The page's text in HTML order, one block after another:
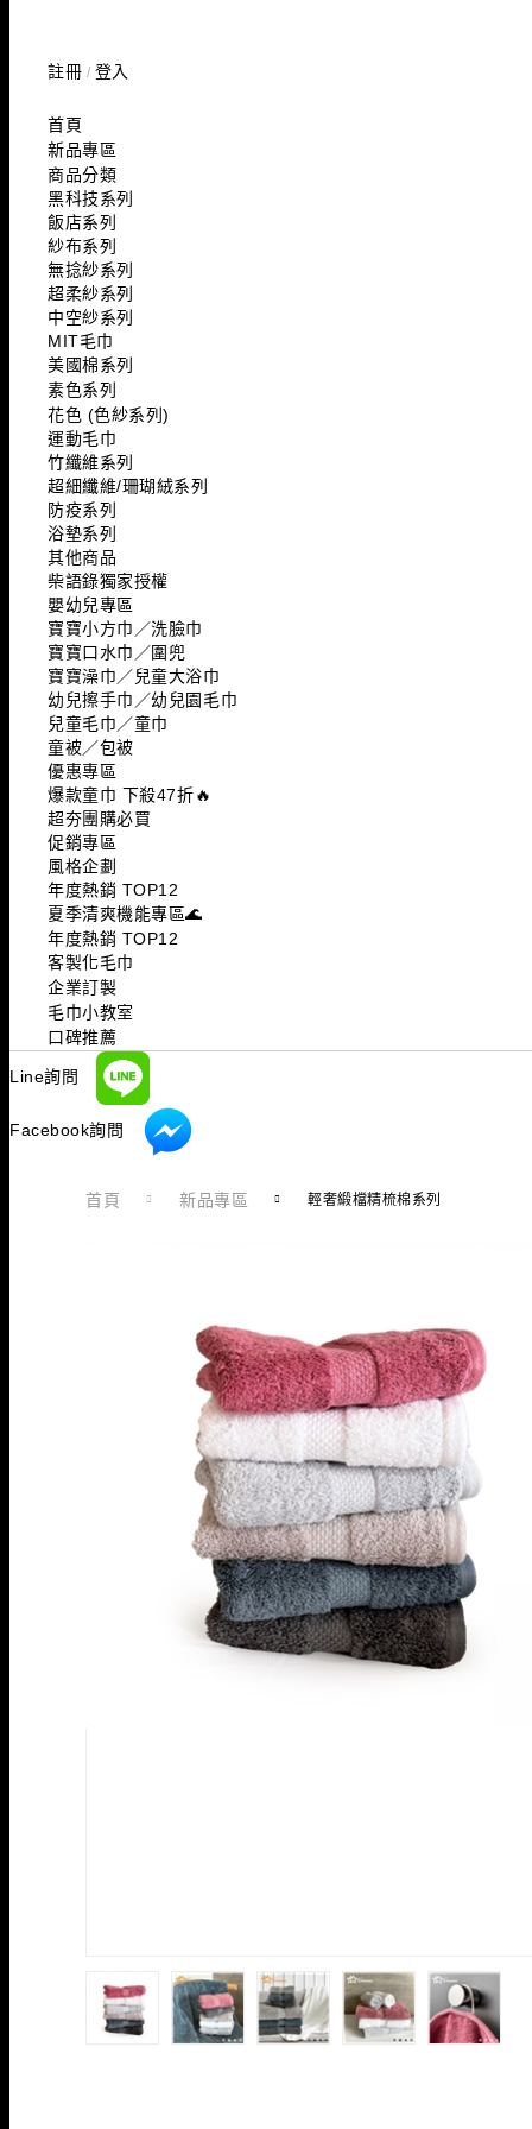
註冊 / 登入
首頁
新品專區
商品分類
黑科技系列
飯店系列
紗布系列
無捻紗系列
超柔紗系列
中空紗系列
MIT毛巾
美國棉系列
素色系列
花色 (色紗系列)
運動毛巾
竹纖維系列
超細纖維/珊瑚絨系列
防疫系列
浴墊系列
其他商品
柴語錄獨家授權
嬰幼兒專區
寶寶小方巾／洗臉巾
寶寶口水巾／圍兜
寶寶澡巾／兒童大浴巾
幼兒擦手巾／幼兒園毛巾
兒童毛巾／童巾
童被／包被
優惠專區
爆款童巾 下殺47折🔥
超夯團購必買
促銷專區
風格企劃
年度熱銷 TOP12
夏季清爽機能專區🌊
年度熱銷 TOP12
客製化毛巾
企業訂製
毛巾小教室
口碑推薦
Line詢問
Facebook詢問
首頁 新品專區 輕奢緞檔精梳棉系列